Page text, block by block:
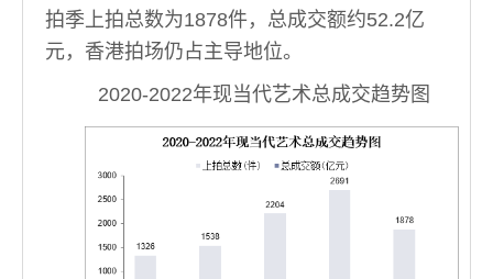
拍季上拍总数为1878件，总成交额约52.2亿
元，香港拍场仍占主导地位。
2020-2022年现当代艺术总成交趋势图